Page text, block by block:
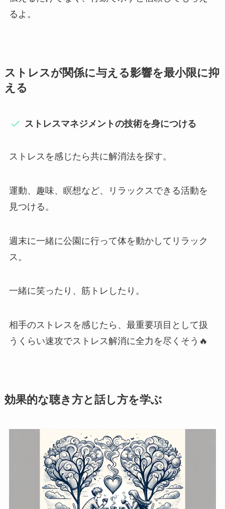
るよ。
ストレスが関係に与える影響を最小限に抑
える
ストレスマネジメントの技術を身につける
ストレスを感じたら共に解消法を探す。
運動、趣味、瞑想など、リラックスできる活動を
見つける。
週末に一緒に公園に行って体を動かしてリラック
ス。
一緒に笑ったり、筋トレしたり。
相手のストレスを感じたら、最重要項目として扱
うくらい速攻でストレス解消に全力を尽くそう🔥
効果的な聴き方と話し方を学ぶ